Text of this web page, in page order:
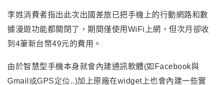
李姓消費者指出此次出國差旅已把手機上的行動網路和數
據漫遊功能都關閉了，期間僅使用WiFi上網，但次月卻收
到4筆新台幣49元的費用。
由於智慧型手機本身就會內建通訊軟體(如 Facebook與
Gmail或GPS定位..)加上原廠在widget上也會內建一些實